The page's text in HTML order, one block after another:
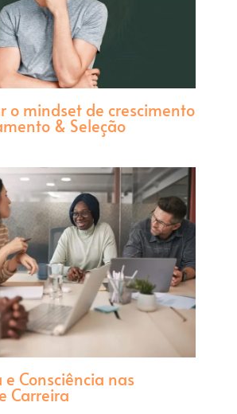
o mindset de crescimento
& Seleção
Consciência nas
Carreira